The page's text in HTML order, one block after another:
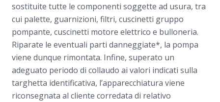
sostituite tutte le componenti soggette ad usura, tra
cui palette, guarnizioni, filtri, cuscinetti gruppo
pompante, cuscinetti motore elettrico e bulloneria.
Riparate le eventuali parti danneggiate*, la pompa
viene dunque rimontata. Infine, superato un
adeguato periodo di collaudo ai valori indicati sulla
targhetta identificativa, l’apparecchiatura viene
riconsegnata al cliente corredata di relativo